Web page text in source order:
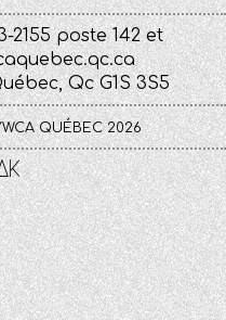
2155 poste 142 et
Qc G1S 3S5
QUÉBEC 2026
Anorak
Studio